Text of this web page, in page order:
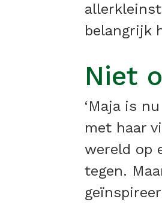
belangrijk
Niet
‘Maja is
met haar
wereld op
tegen.